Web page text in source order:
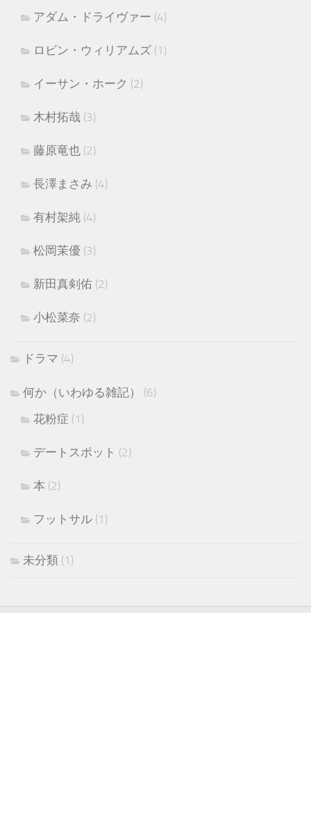
アダム・ドライヴァー (4)
ロビン・ウィリアムズ (1)
イーサン・ホーク (2)
木村拓哉 (3)
藤原竜也 (2)
長澤まさみ (4)
有村架純 (4)
松岡茉優 (3)
新田真剣佑 (2)
小松菜奈 (2)
ドラマ (4)
何か（いわゆる雑記）
(6)
花粉症 (1)
デートスポット (2)
本 (2)
フットサル (1)
未分類 (1)